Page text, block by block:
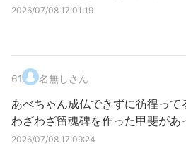
2026/07/08 17:01:19
61. 名無しさん
あべちゃん成仏できずに彷徨って
わざわざ留魂碑を作った甲斐があ
2026/07/08 17:09:24